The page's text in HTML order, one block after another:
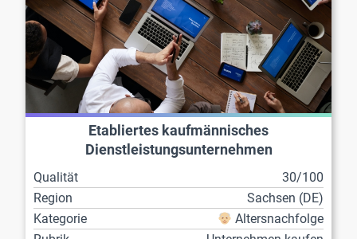
Etabliertes kaufmännisches
Dienstleistungsunternehmen
Qualität
30/100
Region
Sachsen (DE)
Kategorie
Altersnachfolge